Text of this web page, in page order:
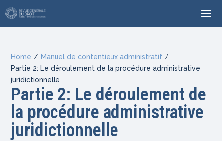
Home / Manuel de contentieux administratif /
Partie 2: Le déroulement de la procédure administrative
juridictionnelle
Partie 2: Le déroulement de
la procédure administrative
juridictionnelle